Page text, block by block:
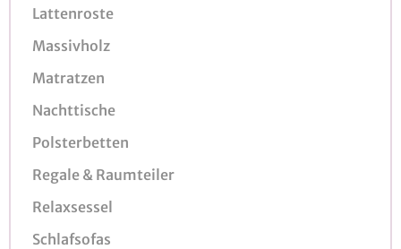
Lattenroste
Massivholz
Matratzen
Nachttische
Polsterbetten
Regale & Raumteiler
Relaxsessel
Schlafsofas